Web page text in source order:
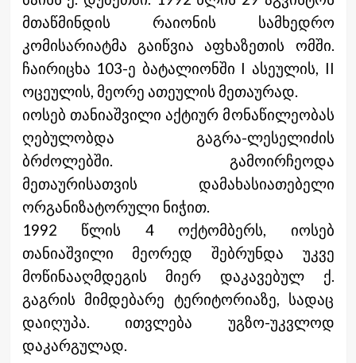
მთაწმინდის რაიონის სამხედრო
კომისარიატმა გაიწვია აფხაზეთის ომში.
ჩაირიცხა 103-ე ბატალიონში I ასეულის, II
ოცეულის, მეორე ათეულის მეთაურად.
იოსებ თანიაშვილი აქტიურ მონაწილეობას
ღებულობდა გაგრა-ლესელიძის
ბრძოლებში. გამოირჩეოდა
მეთაურისათვის დამახასიათებელი
ორგანიზატორული ნიჭით.
1992 წლის 4 ოქტომბერს, იოსებ
თანიაშვილი მეორედ შებრუნდა უკვე
მოწინააღმდეგის მიერ დაკავებულ ქ.
გაგრის მიმდებარე ტერიტორიაზე, სადაც
დაიღუპა. ითვლება უგზო-უკვლოდ
დაკარგულად.